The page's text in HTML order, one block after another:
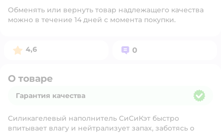
Обменять или вернуть товар надлежащего качества
можно в течение 14 дней с момента покупки.
Рейтинг:
4,6 Вопросов:
0
О товаре
Гарантия качества
Силикагелевый наполнитель СиСиКэт быстро
впитывает влагу и нейтрализует запах, заботясь о